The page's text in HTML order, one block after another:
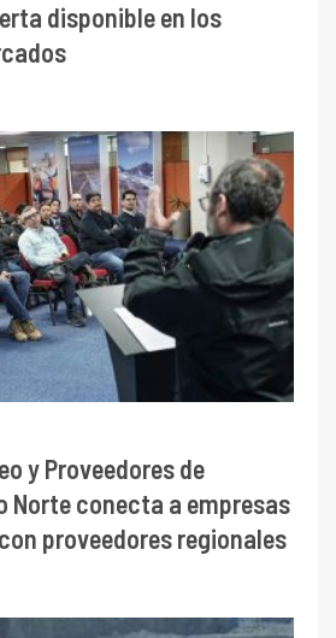
disponible en los
y Proveedores de
Norte conecta a empresas
proveedores regionales